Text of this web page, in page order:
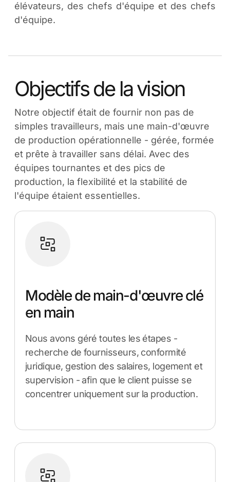
élévateurs, des chefs d'équipe et des chefs
d'équipe.
Objectifs de la vision
Notre objectif était de fournir non pas de
simples travailleurs, mais une main-d'œuvre
de production opérationnelle - gérée, formée
et prête à travailler sans délai. Avec des
équipes tournantes et des pics de
production, la flexibilité et la stabilité de
l'équipe étaient essentielles.
Modèle de main-d'œuvre clé
en main
Nous avons géré toutes les étapes -
recherche de fournisseurs, conformité
juridique, gestion des salaires, logement et
supervision - afin que le client puisse se
concentrer uniquement sur la production.